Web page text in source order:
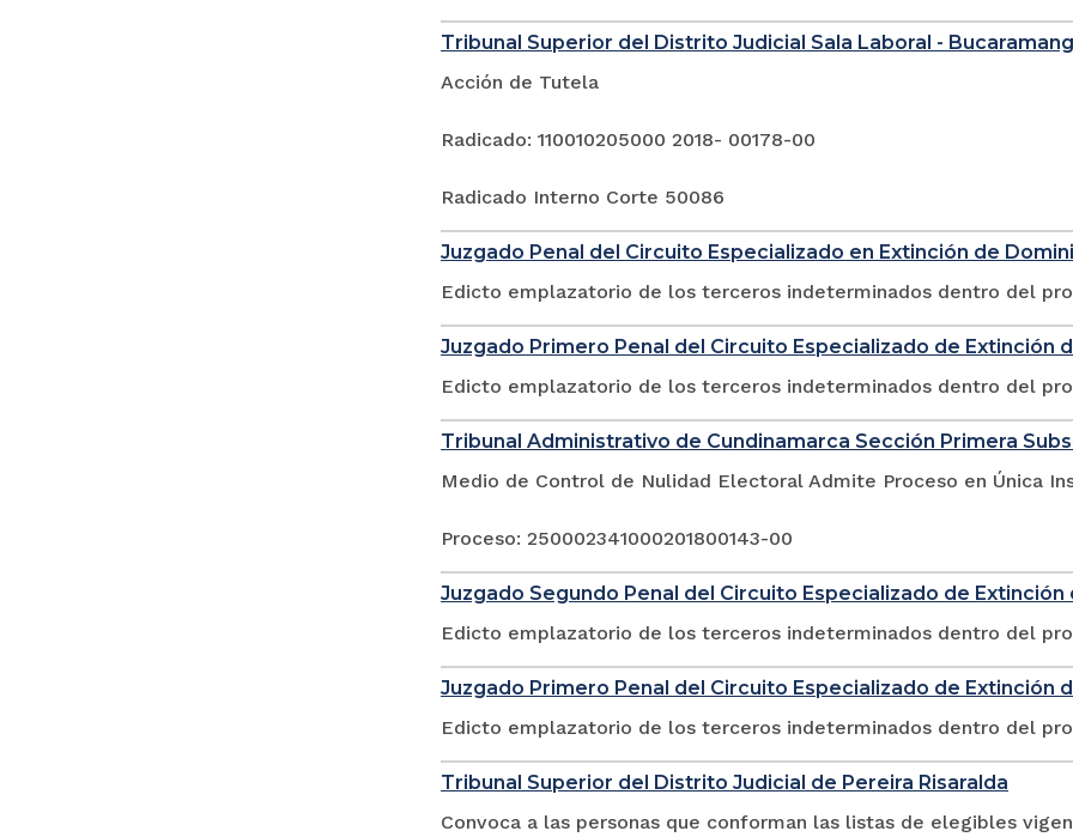
Tribunal Superior del Distrito Judicial Sala Laboral -
Acción de Tutela
Radicado: 110010205000 2018- 00178-00
Radicado Interno Corte 50086
Juzgado Penal del Circuito Especializado en Extinción de
Edicto emplazatorio de los terceros indeterminados dentro del
Juzgado Primero Penal del Circuito Especializado de Extinción
Edicto emplazatorio de los terceros indeterminados dentro del
Tribunal Administrativo de Cundinamarca Sección Primera
Medio de Control de Nulidad Electoral Admite Proceso en Única
Proceso: 250002341000201800143-00
Juzgado Segundo Penal del Circuito Especializado de
Edicto emplazatorio de los terceros indeterminados dentro del
Juzgado Primero Penal del Circuito Especializado de Extinción
Edicto emplazatorio de los terceros indeterminados dentro del
Tribunal Superior del Distrito Judicial de Pereira Risaralda
Convoca a las personas que conforman las listas de elegibles